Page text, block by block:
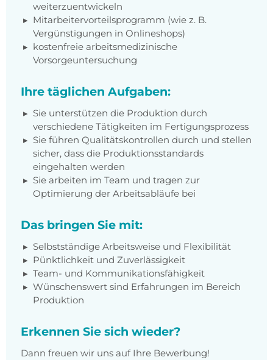
weiterzuentwickeln
Mitarbeitervorteilsprogramm (wie z. B.
Vergünstigungen in Onlineshops)
kostenfreie arbeitsmedizinische
Vorsorgeuntersuchung
Ihre täglichen Aufgaben:
Sie unterstützen die Produktion durch
verschiedene Tätigkeiten im Fertigungsprozess
Sie führen Qualitätskontrollen durch und stellen
sicher, dass die Produktionsstandards
eingehalten werden
Sie arbeiten im Team und tragen zur
Optimierung der Arbeitsabläufe bei
Das bringen Sie mit:
Selbstständige Arbeitsweise und Flexibilität
Pünktlichkeit und Zuverlässigkeit
Team- und Kommunikationsfähigkeit
Wünschenswert sind Erfahrungen im Bereich
Produktion
Erkennen Sie sich wieder?
Dann freuen wir uns auf Ihre Bewerbung!